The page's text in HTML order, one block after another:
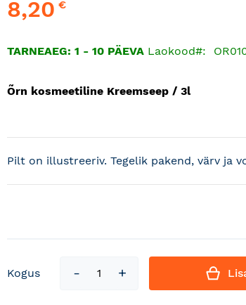
8,20€
TARNEAEG: 1 - 10 PÄEVA Laokood
Õrn kosmeetiline Kreemseep / 3l
Pilt on illustreeriv. Tegelik pakend, värv ja
Kogus